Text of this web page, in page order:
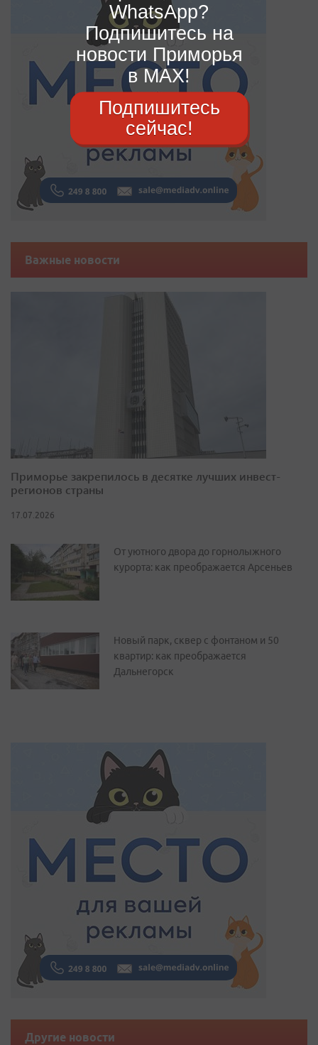
Важные новости
Приморье закрепилось в десятке лучших инвест-
регионов страны
17.07.2026
От уютного двора до горнолыжного
курорта: как преображается Арсеньев
Новый парк, сквер с фонтаном и 50
квартир: как преображается
Дальнегорск
Другие новости
WhatsApp?
Подпишитесь на
новости Приморья
в MAX!
Подпишитесь
сейчас!